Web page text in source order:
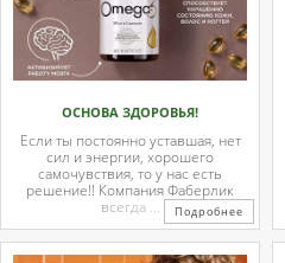
ОСНОВА ЗДОРОВЬЯ!
Если ты постоянно уставшая, нет
сил и энергии, хорошего
самочувствия, то у нас есть
решение!! Компания Фаберлик
всегда ...
Подробнее